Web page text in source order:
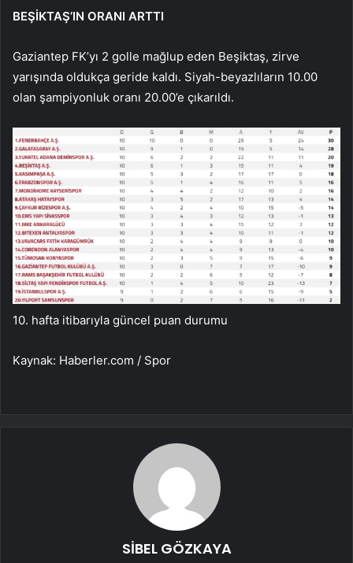
BEŞİKTAŞ’IN ORANI ARTTI
Gaziantep FK’yı 2 golle mağlup eden Beşiktaş, zirve
yarışında oldukça geride kaldı. Siyah-beyazlıların 10.00
olan şampiyonluk oranı 20.00’e çıkarıldı.
10. hafta itibarıyla güncel puan durumu
Kaynak: Haberler.com / Spor
SİBEL GÖZKAYA